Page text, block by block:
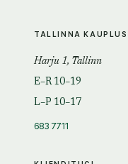
TALLINNA KAUPLUS
Harju 1, Tallinn
E–R 10–19
L–P 10–17
683 7711